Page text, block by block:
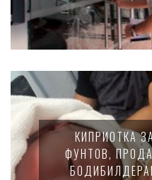
КИПРИОТКА
ФУНТОВ,